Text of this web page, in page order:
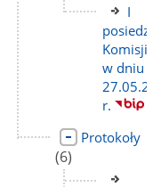
Link
do
I
Komisji
w dniu
r.
Link
strony
Protokoły
(6)